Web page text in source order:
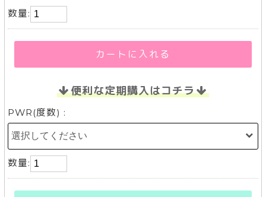
数量:
カートに入れる
便利な定期購入はコチラ
PWR(度数) :
数量: